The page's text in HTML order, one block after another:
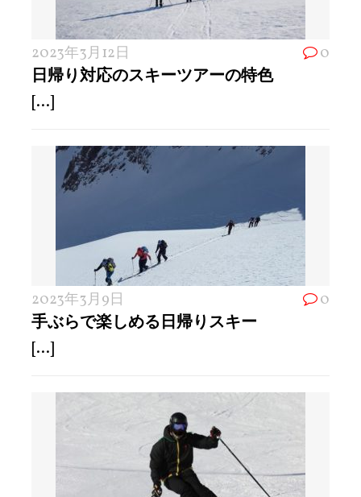
2023年3月12日 0
日帰り対応のスキーツアーの特色
[...]
2023年3月9日 0
手ぶらで楽しめる日帰りスキー
[...]